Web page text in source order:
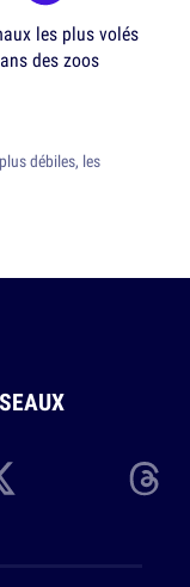
les plus volés
des zoos
débiles, les